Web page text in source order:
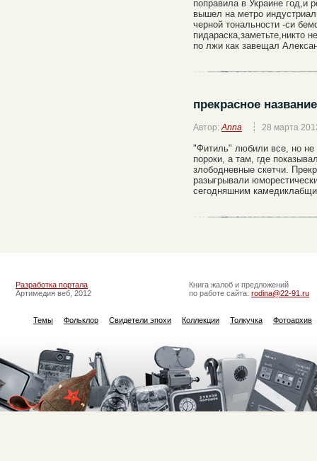
поправила в Украине год,и
вышел на метро
черной тональности -си
пидараска,заметьте,никто
по лжи как завещал
прекрасное
Автор:Anna 28 марта
"Фитиль" любили все, но не
пороки, а там, где
злободневные скетчи.
разыгрывали
сегодняшним
Разработка портала
Артимедия веб, 2012
Книга жалоб и предложений
по работе сайта: rodina@22-91.ru
Темы Фольклор Свидетели эпохи Коллекции Толкучка Фотоархив